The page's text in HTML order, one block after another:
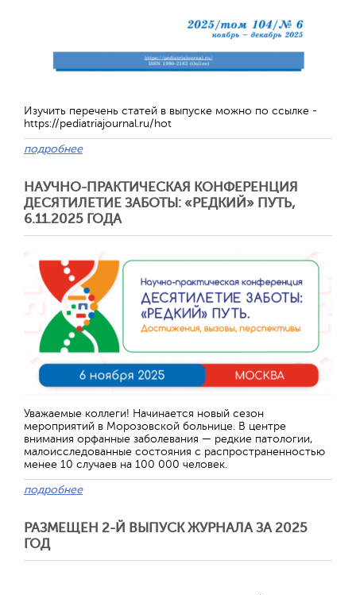
Изучить перечень статей в выпуске можно по ссылке -
https://pediatriajournal.ru/hot
подробнее
НАУЧНО-ПРАКТИЧЕСКАЯ КОНФЕРЕНЦИЯ
ДЕСЯТИЛЕТИЕ ЗАБОТЫ: «РЕДКИЙ» ПУТЬ,
6.11.2025 ГОДА
Уважаемые коллеги! Начинается новый сезон
мероприятий в Морозовской больнице. В центре
внимания орфанные заболевания — редкие патологии,
малоисследованные состояния с распространенностью
менее 10 случаев на 100 000 человек.
подробнее
РАЗМЕЩЕН 2-Й ВЫПУСК ЖУРНАЛА ЗА 2025
ГОД
Обратная
Отправить